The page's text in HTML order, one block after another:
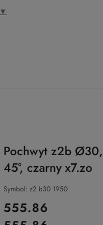
▼
Pochwyt z2b
45°, czarny x7.zo
Symbol: z2 b30 1950
cena:
555.86